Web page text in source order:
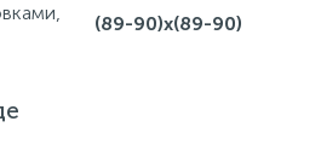
(89-90)x(89-90)